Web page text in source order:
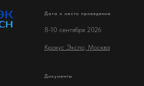
Дата и место проведения
8-10 сентября 2026
Крокус Экспо, Москва
Документы